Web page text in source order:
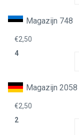
Magazijn 748
€2,50
4
Magazijn 2058
€2,50
2